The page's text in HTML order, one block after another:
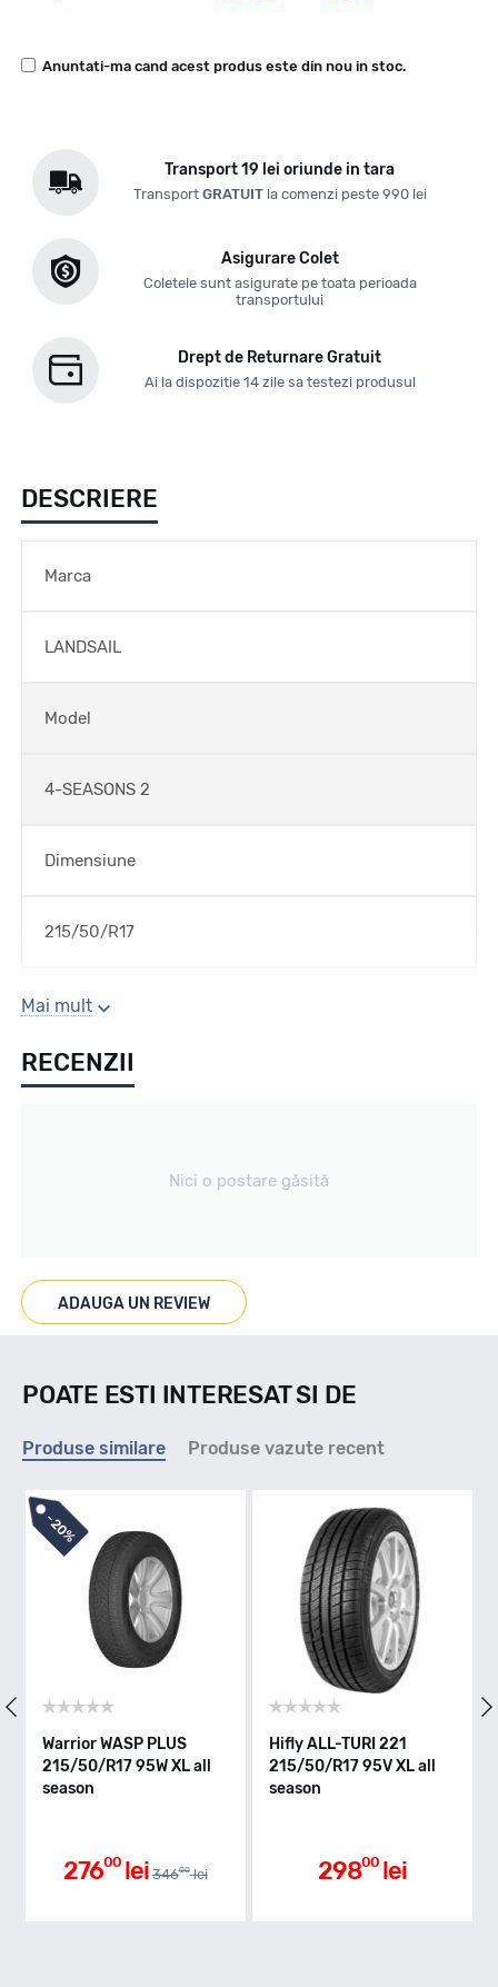
Anuntati-ma cand acest produs este din nou in stoc.
Transport 19 lei oriunde in tara
Transport GRATUITla comenzi peste 990 lei
Asigurare Colet
Coletele sunt asigurate pe toata perioada
transportului
Drept de Returnare Gratuit
Ai la dispozitie 14 zile sa testezi produsul
DESCRIERE
Marca
LANDSAIL
Model
4-SEASONS 2
Dimensiune
215/50/R17
Sezon
All season
Marcaje
Indice viteza
W - max 270km/h
Indice greutate
C
Aderenta pe carosabil ud
Mai mult
RECENZII
Nici o postare găsită
ADAUGA UN REVIEW
POATE ESTI INTERESAT SI DE
Produse similare Produse vazute recent
-20%
Warrior WASP PLUS
215/50/R17 95W XL all
season
27600 lei 34600 lei
Hifly ALL-TURI 221
215/50/R17 95V XL all
season
29800 lei